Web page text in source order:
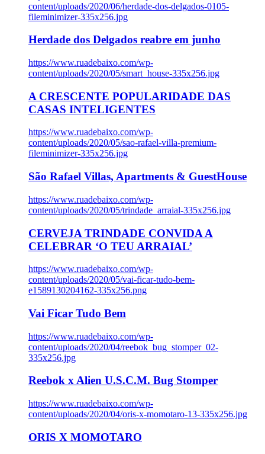
content/uploads/2020/06/herdade-dos-delgados-0105-
fileminimizer-335x256.jpg
Herdade dos Delgados reabre em junho
https://www.ruadebaixo.com/wp-
content/uploads/2020/05/smart_house-335x256.jpg
A CRESCENTE POPULARIDADE DAS
CASAS INTELIGENTES
https://www.ruadebaixo.com/wp-
content/uploads/2020/05/sao-rafael-villa-premium-
fileminimizer-335x256.jpg
São Rafael Villas, Apartments & GuestHouse
https://www.ruadebaixo.com/wp-
content/uploads/2020/05/trindade_arraial-335x256.jpg
CERVEJA TRINDADE CONVIDA A
CELEBRAR ‘O TEU ARRAIAL’
https://www.ruadebaixo.com/wp-
content/uploads/2020/05/vai-ficar-tudo-bem-
e1589130204162-335x256.png
Vai Ficar Tudo Bem
https://www.ruadebaixo.com/wp-
content/uploads/2020/04/reebok_bug_stomper_02-
335x256.jpg
Reebok x Alien U.S.C.M. Bug Stomper
https://www.ruadebaixo.com/wp-
content/uploads/2020/04/oris-x-momotaro-13-335x256.jpg
ORIS X MOMOTARO